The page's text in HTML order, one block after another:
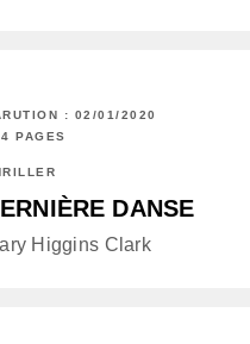
: 02/01/2020
PAGES
DANSE
Higgins Clark